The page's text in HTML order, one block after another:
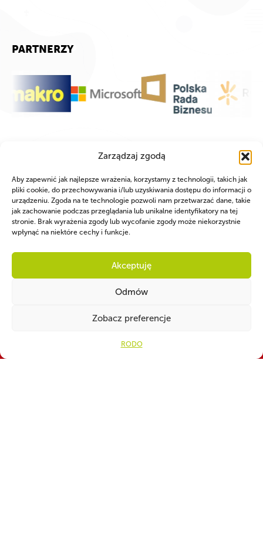
Zarządzaj zgodą
Aby zapewnić jak najlepsze wrażenia, korzystamy z technologii, takich jak
pliki cookie, do przechowywania i/lub uzyskiwania dostępu do informacji o
urządzeniu. Zgoda na te technologie pozwoli nam przetwarzać dane, takie
jak zachowanie podczas przeglądania lub unikalne identyfikatory na tej
stronie. Brak wyrażenia zgody lub wycofanie zgody może niekorzystnie
wpłynąć na niektóre cechy i funkcje.
Akceptuję
Odmów
Zobacz preferencje
RODO
PARTNERZY